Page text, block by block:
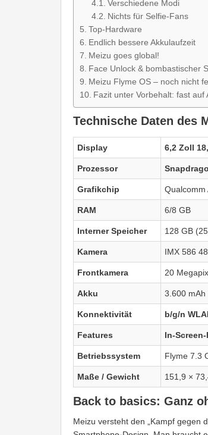
Verschiedene Modi
Nichts für Selfie-Fans
Top-Hardware
Endlich bessere Akkulaufzeit
Meizu goes global!
Face Unlock & bombastischer
Meizu Flyme OS – noch nicht
Fazit unter Vorbehalt: fast auf
Technische Daten des
Display 6,2 Zoll
Prozessor
Grafikchip Qualcomm
RAM 6/8 GB
Interner Speicher 128 GB
Kamera IMX 586
Frontkamera 20
Akku 3.600 mAh
Konnektivität b/g/n
Features In-
Betriebssystem Flyme 7.3
Maße / Gewicht 151,9 ×
Back to basics: Ganz
Meizu versteht den „Kampf gegen